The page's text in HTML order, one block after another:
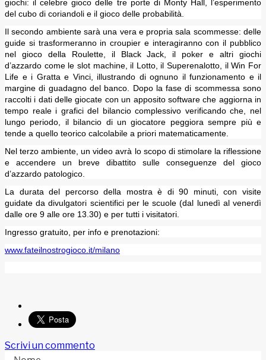
giochi: il celebre gioco delle tre porte di Monty Hall, l’esperimento
del cubo di coriandoli e il gioco delle probabilità.
Il secondo ambiente sarà una vera e propria sala scommesse: delle
guide si trasformeranno in croupier e interagiranno con il pubblico
nel gioco della Roulette, il Black Jack, il poker e altri giochi
d’azzardo come le slot machine, il Lotto, il Superenalotto, il Win For
Life e i Gratta e Vinci, illustrando di ognuno il funzionamento e il
margine di guadagno del banco. Dopo la fase di scommessa sono
raccolti i dati delle giocate con un apposito software che aggiorna in
tempo reale i grafici del bilancio complessivo verificando che, nel
lungo periodo, il bilancio di un giocatore peggiora sempre più e
tende a quello teorico calcolabile a priori matematicamente.
Nel terzo ambiente, un video avrà lo scopo di stimolare la riflessione
e accendere un breve dibattito sulle conseguenze del gioco
d’azzardo patologico.
La durata del percorso della mostra è di 90 minuti, con visite
guidate da divulgatori scientifici per le scuole (dal lunedì al venerdì
dalle ore 9 alle ore 13.30) e per tutti i visitatori.
Ingresso gratuito, per info e prenotazioni:
www.fateilnostrogioco.it/milano
Scrivi un commento